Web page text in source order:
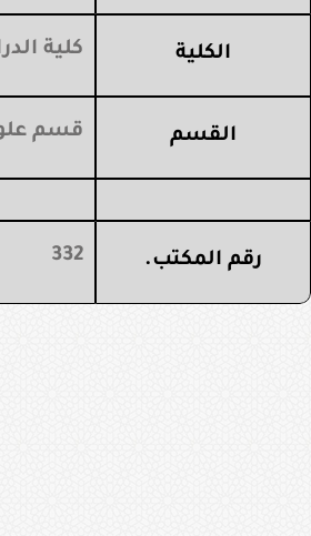
الكلية كلية
القسم قسم
رقم المكتب. 332